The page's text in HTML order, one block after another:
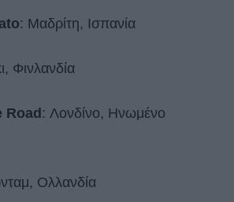
: Μαδρίτη, Ισπανία
Φινλανδία
Road: Λονδίνο, Ηνωμένο
Ολλανδία